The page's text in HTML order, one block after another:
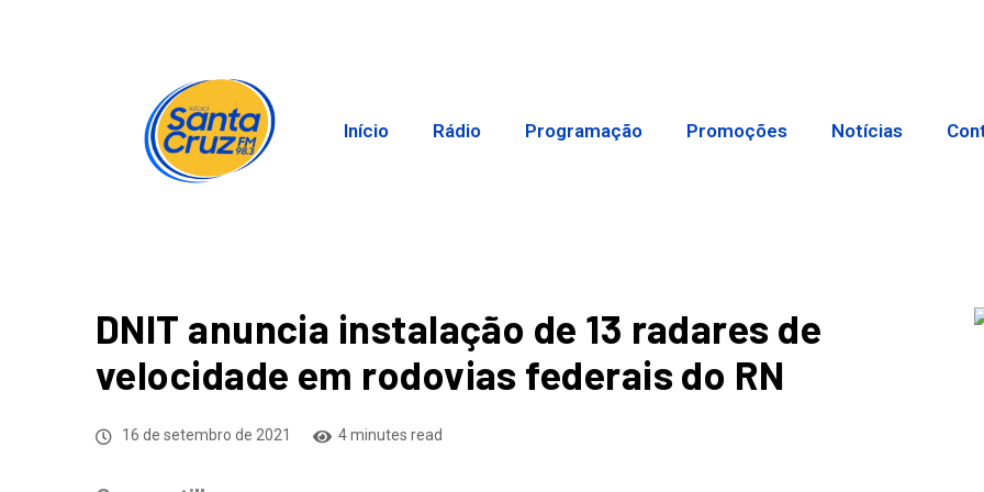
Início Rádio Programação Promoções Notícias
DNIT anuncia instalação de 13 radares de
velocidade em rodovias federais do RN
16 de setembro de 2021 4 minutes read